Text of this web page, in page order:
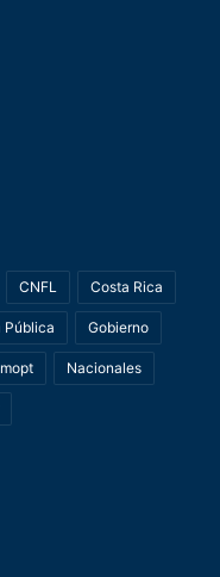
CNFL Costa Rica
Pública Gobierno
mopt Nacionales